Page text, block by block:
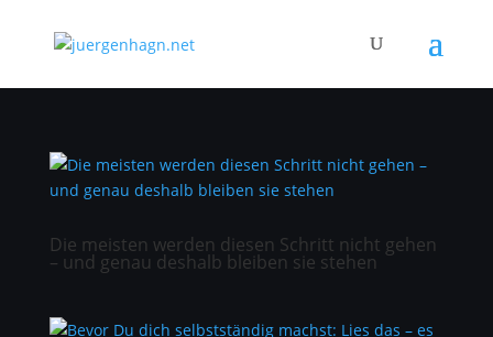
Die meisten werden diesen Schritt nicht gehen
– und genau deshalb bleiben sie stehen